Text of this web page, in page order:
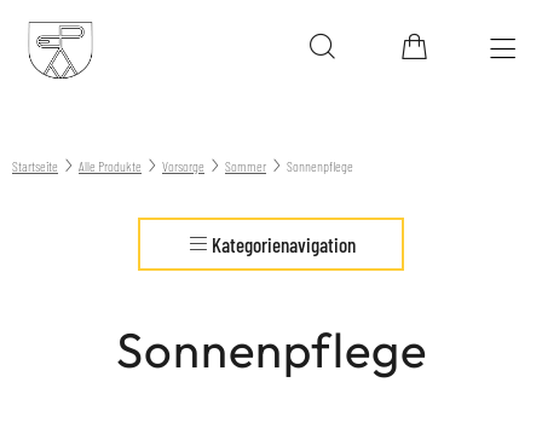
Startseite Alle Produkte Vorsorge Sommer Sonnenpflege
Kategorienavigation
Sonnenpflege